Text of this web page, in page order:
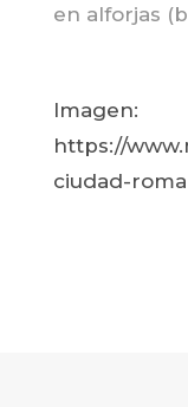
en alforjas
Imagen:
https://
ciudad-